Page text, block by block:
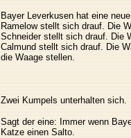
Bayer Leverkusen hat eine
Ramelow stellt sich drauf. Die
Schneider stellt sich drauf. Die
Calmund stellt sich drauf. Die
die Waage stellen.
Zwei Kumpels unterhalten sich.
Sagt der eine: Immer wenn
Katze einen Salto.